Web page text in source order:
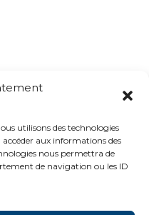
utilisons des technologies
accéder aux informations des
nous permettra de
de navigation ou les ID